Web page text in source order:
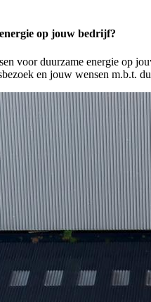
op jouw bedrijf?
voor duurzame energie op
en jouw wensen m.b.t.